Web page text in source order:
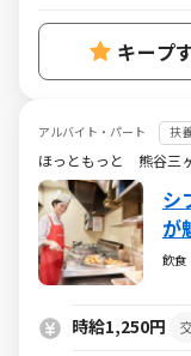
キープ
アルバイト・パート 扶
ほっともっと 熊谷三
シ
が
飲食
時給1,250円